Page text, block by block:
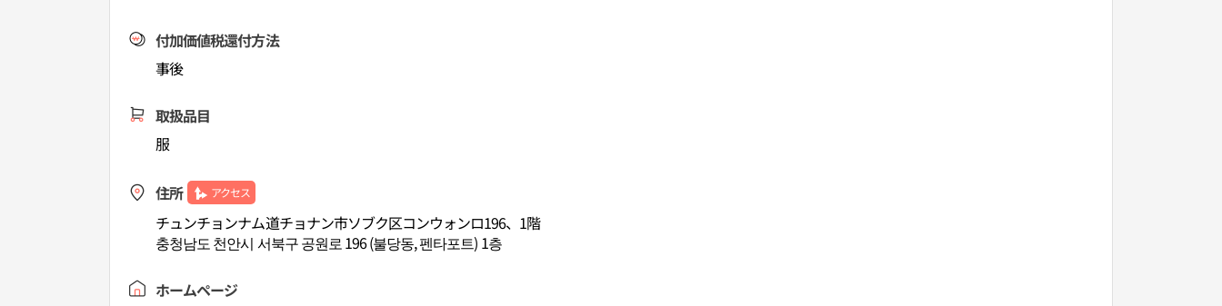
付加価値税還付方法
事後
取扱品目
服
住所 アクセス
チュンチョンナム道チョナン市ソブク区コンウォンロ196、1階
충청남도 천안시 서북구 공원로 196 (불당동, 펜타포트) 1층
ホームページ